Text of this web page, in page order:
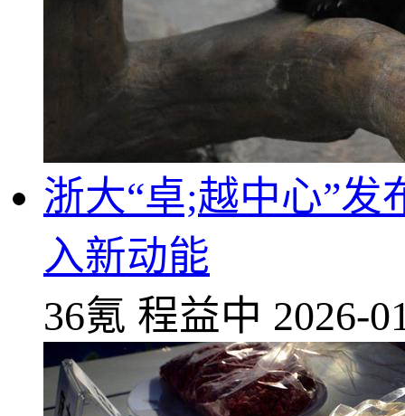
浙大“卓;越中心”
入新动能
36氪 程益中 2026-